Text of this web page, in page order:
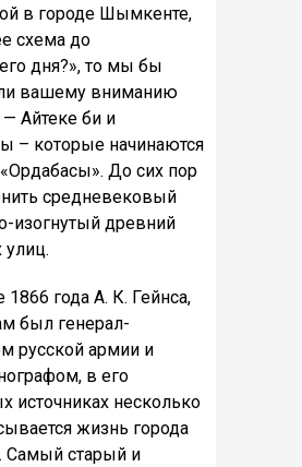
в городе Шымкенте,
схема до
дня?», то мы бы
вашему вниманию
Айтеке би и
– которые начинаются
До сих пор
средневековый
изогнутый древний
улиц.
1866 года А. К. Гейнса,
был генерал-
русской армии и
в его
источниках несколько
жизнь города
Самый старый и